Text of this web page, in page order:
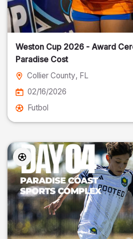
Weston Cup 2026 - Award
Paradise Cost
Collier County, FL
02/16/2026
Futbol